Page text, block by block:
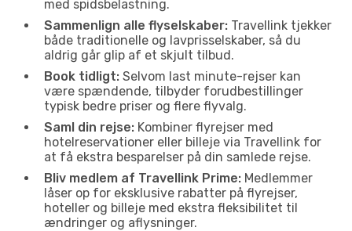
med spidsbelastning.
Sammenlign alle flyselskaber: Travellink tjekker
både traditionelle og lavprisselskaber, så du
aldrig går glip af et skjult tilbud.
Book tidligt: Selvom last minute-rejser kan
være spændende, tilbyder forudbestillinger
typisk bedre priser og flere flyvalg.
Saml din rejse: Kombiner flyrejser med
hotelreservationer eller billeje via Travellink for
at få ekstra besparelser på din samlede rejse.
Bliv medlem af Travellink Prime: Medlemmer
låser op for eksklusive rabatter på flyrejser,
hoteller og billeje med ekstra fleksibilitet til
ændringer og aflysninger.